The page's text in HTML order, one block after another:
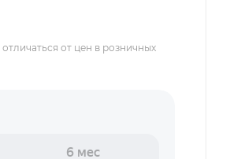
от цен в розничных